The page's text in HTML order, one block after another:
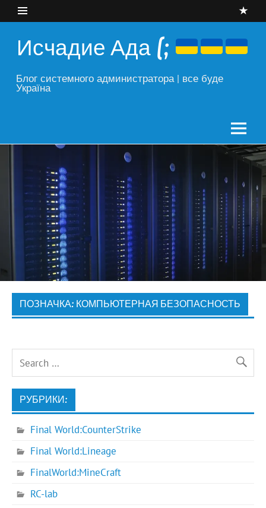
content
Исчадие Ада (;
Блог системного администратора | все буде
Україна
ПОЗНАЧКА: КОМПЬЮТЕРНАЯ БЕЗОПАСНОСТЬ
РУБРИКИ:
Final World:CounterStrike
Final World:Lineage
FinalWorld:MineCraft
RC-lab